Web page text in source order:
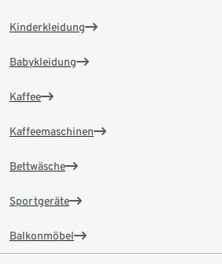
Kinderkleidung
Babykleidung
Kaffee
Kaffeemaschinen
Bettwäsche
Sportgeräte
Balkonmöbel